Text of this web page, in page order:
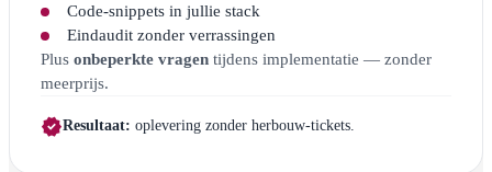
Code-snippets in jullie stack
Eindaudit zonder verrassingen
Plus onbeperkte vragen tijdens implementatie — zonder
meerprijs.
verifiedResultaat: oplevering zonder herbouw-tickets.